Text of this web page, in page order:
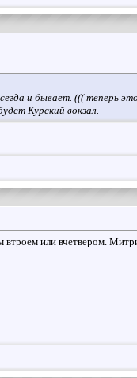
и бывает. ((( теперь
Курский вокзал.
или вчетвером.